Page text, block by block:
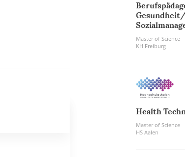
Master of Science
KH Freiburg
Health
Master of Science
HS Aalen